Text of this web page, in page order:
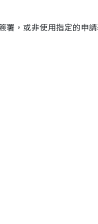
署，或非使用指定的申